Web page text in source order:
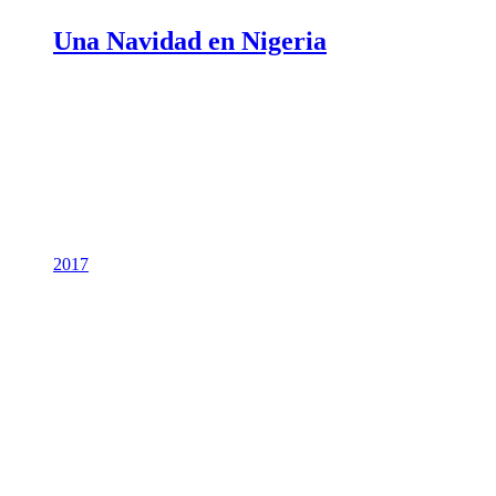
Una Navidad en Nigeria
2017